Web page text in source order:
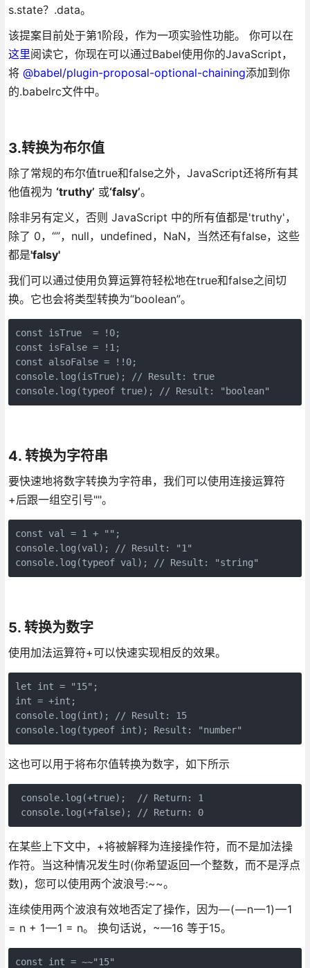
s.state？.data。
该提案目前处于第1阶段，作为一项实验性功能。 你可以在
这里阅读它，你现在可以通过Babel使用你的JavaScript，
将 @babel/plugin-proposal-optional-chaining添加到你
的.babelrc文件中。
3.转换为布尔值
除了常规的布尔值true和false之外，JavaScript还将所有其
他值视为 ‘truthy’ 或‘falsy’。
除非另有定义，否则 JavaScript 中的所有值都是'truthy'，
除了 0，“”，null，undefined，NaN，当然还有false，这些
都是'falsy'
我们可以通过使用负算运算符轻松地在true和false之间切
换。它也会将类型转换为“boolean”。
const isTrue  = !0;
const isFalse = !1;
const alsoFalse = !!0;
console.log(isTrue); // Result: true
console.log(typeof true); // Result:
4. 转换为字符串
要快速地将数字转换为字符串，我们可以使用连接运算符
+后跟一组空引号""。
const val = 1 + "";
console.log(val); // Result: "1"
console.log(typeof val); // Result: "string"
5. 转换为数字
使用加法运算符+可以快速实现相反的效果。
let int = "15";
int = +int;
console.log(int); // Result: 15
这也可以用于将布尔值转换为数字，如下所示
console.log(+true);  // Return: 1
console.log(+false); // Return: 0
在某些上下文中，+将被解释为连接操作符，而不是加法操
作符。当这种情况发生时(你希望返回一个整数，而不是浮点
数)，您可以使用两个波浪号:~~。
连续使用两个波浪有效地否定了操作，因为— ( — n — 1) — 1
= n + 1 — 1 = n。 换句话说，~—16 等于15。
const int = ~~"15"